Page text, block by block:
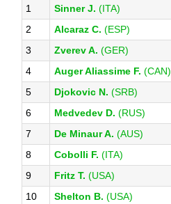
1
Sinner J. (ITA)
2
Alcaraz C. (ESP)
3
Zverev A. (GER)
4
Auger Aliassime F. (CAN)
5
Djokovic N. (SRB)
6
Medvedev D. (RUS)
7
De Minaur A. (AUS)
8
Cobolli F. (ITA)
9
Fritz T. (USA)
10
Shelton B. (USA)